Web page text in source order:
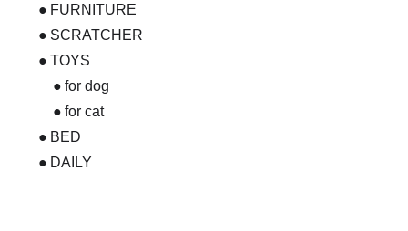
FURNITURE
SCRATCHER
TOYS
for dog
for cat
BED
DAILY